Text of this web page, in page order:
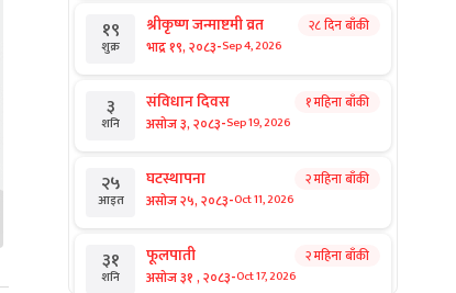
१९
शुक्र
श्रीकृष्ण जन्माष्टमी व्रत
भाद्र १९, २०८३-Sep 4, 2026
२८ दिन बाँकी
३
शनि
संविधान दिवस
असोज ३, २०८३-Sep 19, 2026
१ महिना बाँकी
२५
आइत
घटस्थापना
असोज २५, २०८३-Oct 11, 2026
२ महिना बाँकी
३१
शनि
फूलपाती
असोज ३१ , २०८३-Oct 17, 2026
२ महिना बाँकी